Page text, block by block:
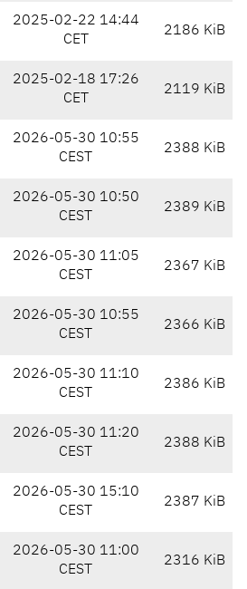
2025-02-22 14:44
CET
2186 KiB
2025-02-18 17:26
CET
2119 KiB
2026-05-30 10:55
CEST
2388 KiB
2026-05-30 10:50
CEST
2389 KiB
2026-05-30 11:05
CEST
2367 KiB
2026-05-30 10:55
CEST
2366 KiB
2026-05-30 11:10
CEST
2386 KiB
2026-05-30 11:20
CEST
2388 KiB
2026-05-30 15:10
CEST
2387 KiB
2026-05-30 11:00
CEST
2316 KiB